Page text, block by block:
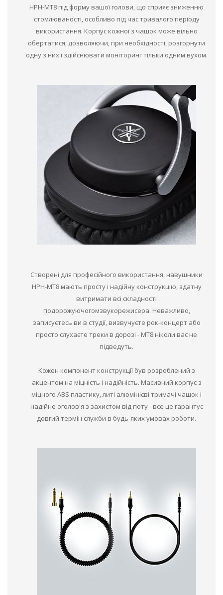
HPH-MT8 під форму вашої голови, що сприяє зниженню
стомлюваності, особливо під час тривалого періоду
використання. Корпус кожної з чашок може вільно
обертатися, дозволяючи, при необхідності, розгорнути
одну з них і здійснювати моніторинг тільки одним вухом.
Створені для професійного використання, навушники
HPH-MT8 мають просту і надійну конструкцію, здатну
витримати всі складності
подорожуючогомзвукорежисера. Неважливо,
записуєтесь ви в студії, визвучуєте рок-концерт або
просто слухаєте треки в дорозі - MT8 ніколи вас не
підведуть.
Кожен компонент конструкції був розроблений з
акцентом на міцність і надійність. Масивний корпус з
міцного ABS пластику, литі алюмінієві тримачі чашок і
надійне оголов'я з захистом від поту - все це гарантує
довгий термін служби в будь-яких умовах роботи.